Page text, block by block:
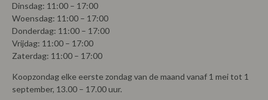
Dinsdag: 11:00 – 17:00
Woensdag: 11:00 – 17:00
Donderdag: 11:00 – 17:00
Vrijdag: 11:00 – 17:00
Zaterdag: 11:00 – 17:00
Koopzondag elke eerste zondag van de maand vanaf 1 mei tot 1
september, 13.00 – 17.00 uur.